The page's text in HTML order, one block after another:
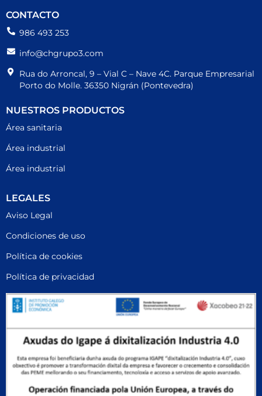
CONTACTO
986 493 253
info@chgrupo3.com
Rua do Arroncal, 9 – Vial C – Nave 4C. Parque Empresarial
Porto do Molle. 36350 Nigrán (Pontevedra)
NUESTROS PRODUCTOS
Área sanitaria
Área industrial
Área industrial
LEGALES
Aviso Legal
Condiciones de uso
Política de cookies
Política de privacidad